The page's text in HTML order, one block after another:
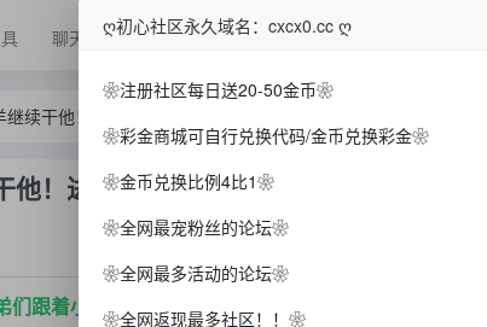
聊天 抽/爆浆 美女 广告
继续干他！进QQ直播通知群！】
他！进QQ直播通知群！】
们跟着小陈干就对了！
ღ初心社区永久域名：cxcx0.cc ღ
❀注册社区每日送20-50金币❀
❀彩金商城可自行兑换代码/金币兑换彩金❀
❀金币兑换比例4比1❀
❀全网最宠粉丝的论坛❀
❀全网最多活动的论坛❀
❀全网返现最多社区！！❀